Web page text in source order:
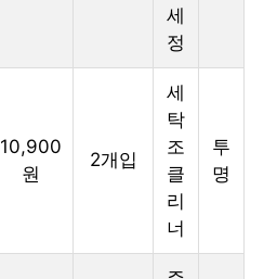
세
정
10,900
원
2개입
세
탁
조
클
리
너
투
명